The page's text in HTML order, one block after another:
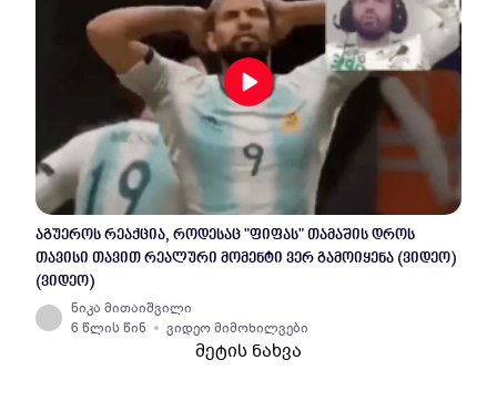
აგუეროს რეაქცია, როდესაც "ფიფას" თამაშის დროს
თავისი თავით რეალური მომენტი ვერ გამოიყენა (ვიდეო)
(ვიდეო)
ნიკა მითაიშვილი
6 წლის წინ
ვიდეო მიმოხილვები
მეტის ნახვა